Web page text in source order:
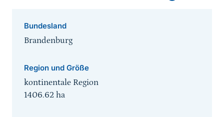
Bundesland
Brandenburg
Region und Größe
kontinentale Region
1406.62 ha